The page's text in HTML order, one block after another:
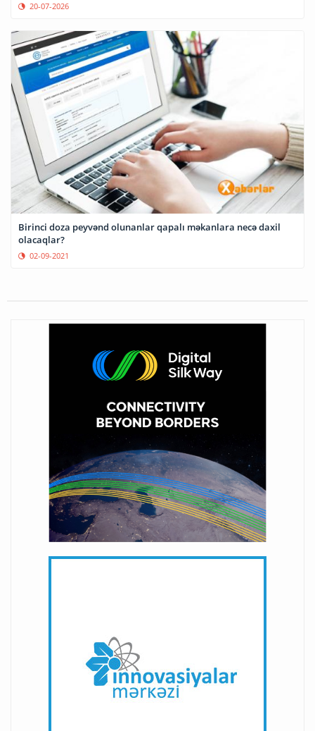
20-07-2026
Birinci doza peyvənd olunanlar qapalı məkanlara necə daxil
olacaqlar?
02-09-2021